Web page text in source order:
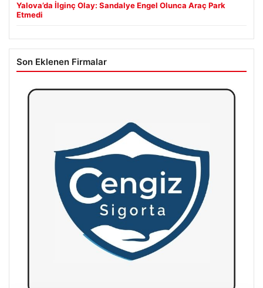
Yalova’da İlginç Olay: Sandalye Engel Olunca Araç Park
Etmedi
Son Eklenen Firmalar